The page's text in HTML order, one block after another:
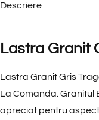
Descriere
Lastra Granit
Lastra Granit Gris
La Comanda. Granitul
apreciat pentru